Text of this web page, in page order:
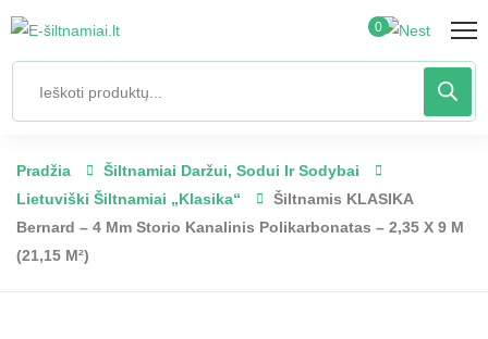
0
Pradžia
Šiltnamiai Daržui, Sodui Ir Sodybai
Lietuviški Šiltnamiai „Klasika“
Šiltnamis KLASIKA
Bernard – 4 Mm Storio Kanalinis Polikarbonatas – 2,35 X 9 M
(21,15 M²)